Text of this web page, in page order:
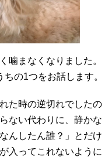
噛まなくなりました。
の1つをお話します。
た時の逆切れでしたの
ない代わりに、静かな
んしたん誰？」とだけ
入ってこれないように